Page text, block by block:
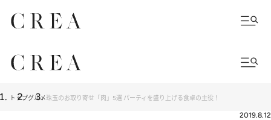
トップグルメ珠玉のお取り寄せ「肉」5選 パーティを盛り上げる食卓の主役！
2019.8.12